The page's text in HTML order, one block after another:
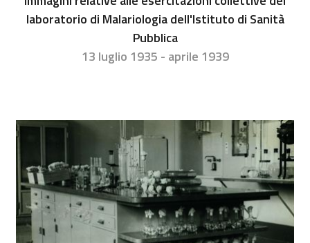
laboratorio di Malariologia dell'Istituto di Sanità
Pubblica
13 luglio 1935 - aprile 1939